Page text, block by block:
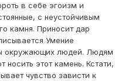
в себе эгоизм и
с неустойчивым
камня. Приносит дар
Умение
окружающих людей. Людям
этот камень. Кстати,
чувство зависти к